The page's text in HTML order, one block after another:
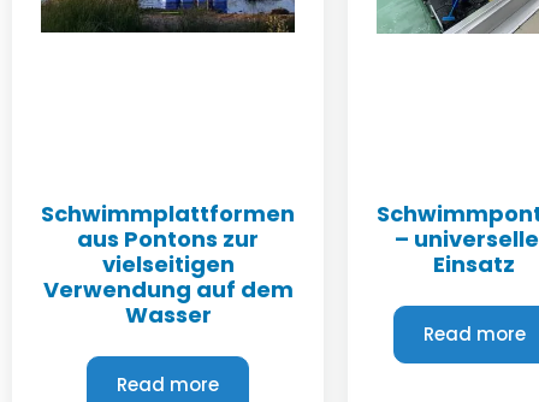
Schwimmplattformen
aus Pontons zur
vielseitigen
Verwendung auf dem
Wasser
Read more
–
Einsatz
Read more